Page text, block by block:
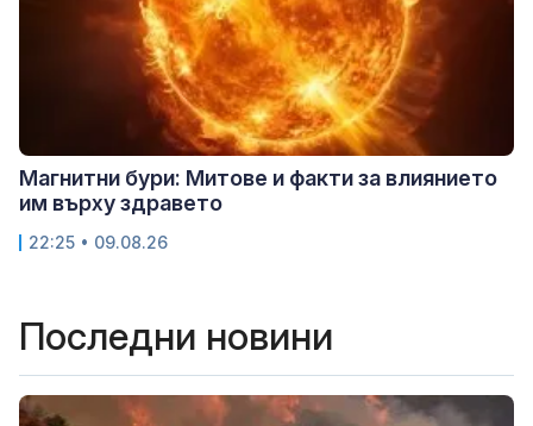
Магнитни бури: Митове и факти за влиянието
им върху здравето
22:25 • 09.08.26
Последни новини